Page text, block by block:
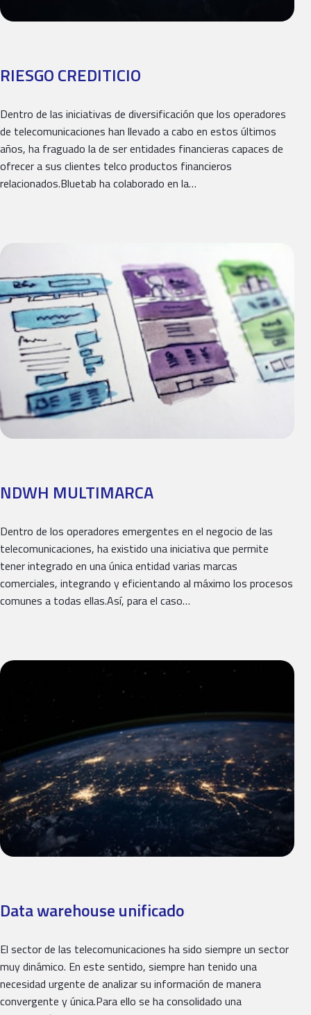
RIESGO CREDITICIO
Dentro de las iniciativas de diversificación que los operadores
de telecomunicaciones han llevado a cabo en estos últimos
años, ha fraguado la de ser entidades financieras capaces de
ofrecer a sus clientes telco productos financieros
relacionados.Bluetab ha colaborado en la…
NDWH MULTIMARCA
Dentro de los operadores emergentes en el negocio de las
telecomunicaciones, ha existido una iniciativa que permite
tener integrado en una única entidad varias marcas
comerciales, integrando y eficientando al máximo los procesos
comunes a todas ellas.Así, para el caso…
Data warehouse unificado
El sector de las telecomunicaciones ha sido siempre un sector
muy dinámico. En este sentido, siempre han tenido una
necesidad urgente de analizar su información de manera
convergente y única.Para ello se ha consolidado una